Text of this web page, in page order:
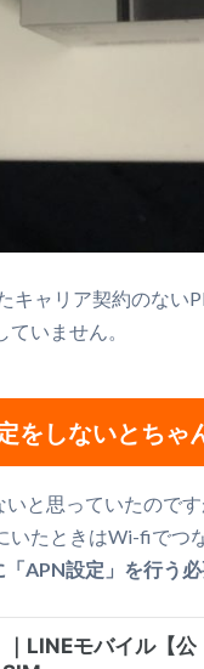
キャリア契約のない
いません。
をしないとちゃ
と思っていたのです
いたときはWi-fiでつ
APN設定」を行う